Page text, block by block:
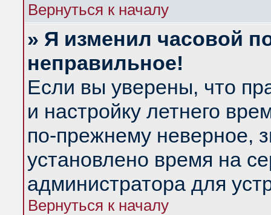
Вернуться к началу
» Я изменил часовой
неправильное!
Если вы уверены, что
и настройку летнего
по-прежнему неверное,
установлено время на
администратора для
Вернуться к началу